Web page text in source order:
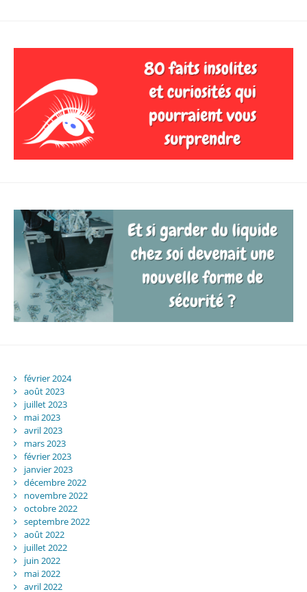
février 2024
août 2023
juillet 2023
mai 2023
avril 2023
mars 2023
février 2023
janvier 2023
décembre 2022
novembre 2022
octobre 2022
septembre 2022
août 2022
juillet 2022
juin 2022
mai 2022
avril 2022